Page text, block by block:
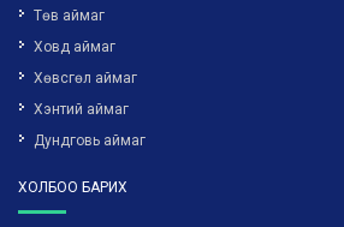
Төв аймаг
Ховд аймаг
Хөвсгөл аймаг
Хэнтий аймаг
Дундговь аймаг
ХОЛБОО БАРИХ